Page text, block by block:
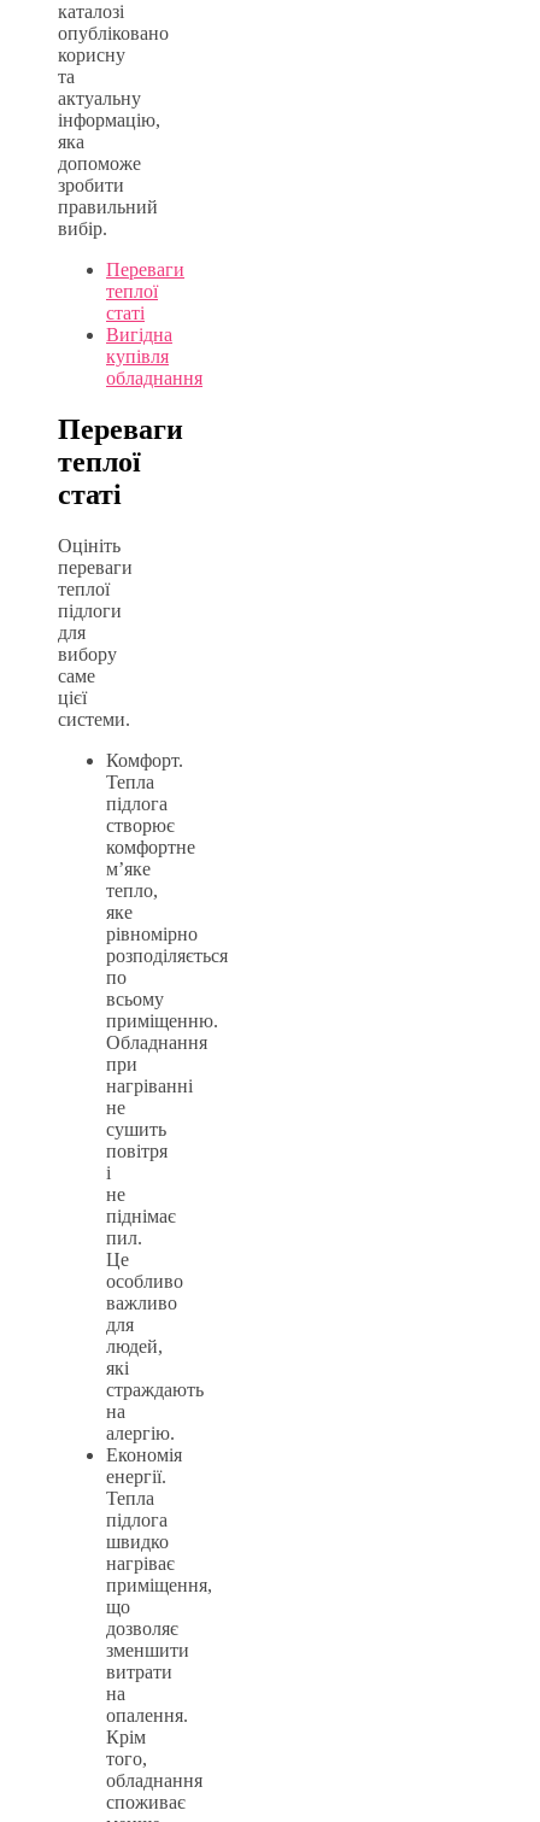
каталозі
опубліковано
корисну
та
актуальну
інформацію,
яка
допоможе
зробити
правильний
вибір.
Переваги
теплої
статі
Вигідна
купівля
обладнання
Переваги
теплої
статі
Оцініть
переваги
теплої
підлоги
для
вибору
саме
цієї
системи.
Комфорт.
Тепла
підлога
створює
комфортне
м’яке
тепло,
яке
рівномірно
розподіляється
по
всьому
приміщенню.
Обладнання
при
нагріванні
не
сушить
повітря
і
не
піднімає
пил.
Це
особливо
важливо
для
людей,
які
страждають
на
алергію.
Економія
енергії.
Тепла
підлога
швидко
нагріває
приміщення,
що
дозволяє
зменшити
витрати
на
опалення.
Крім
того,
обладнання
споживає